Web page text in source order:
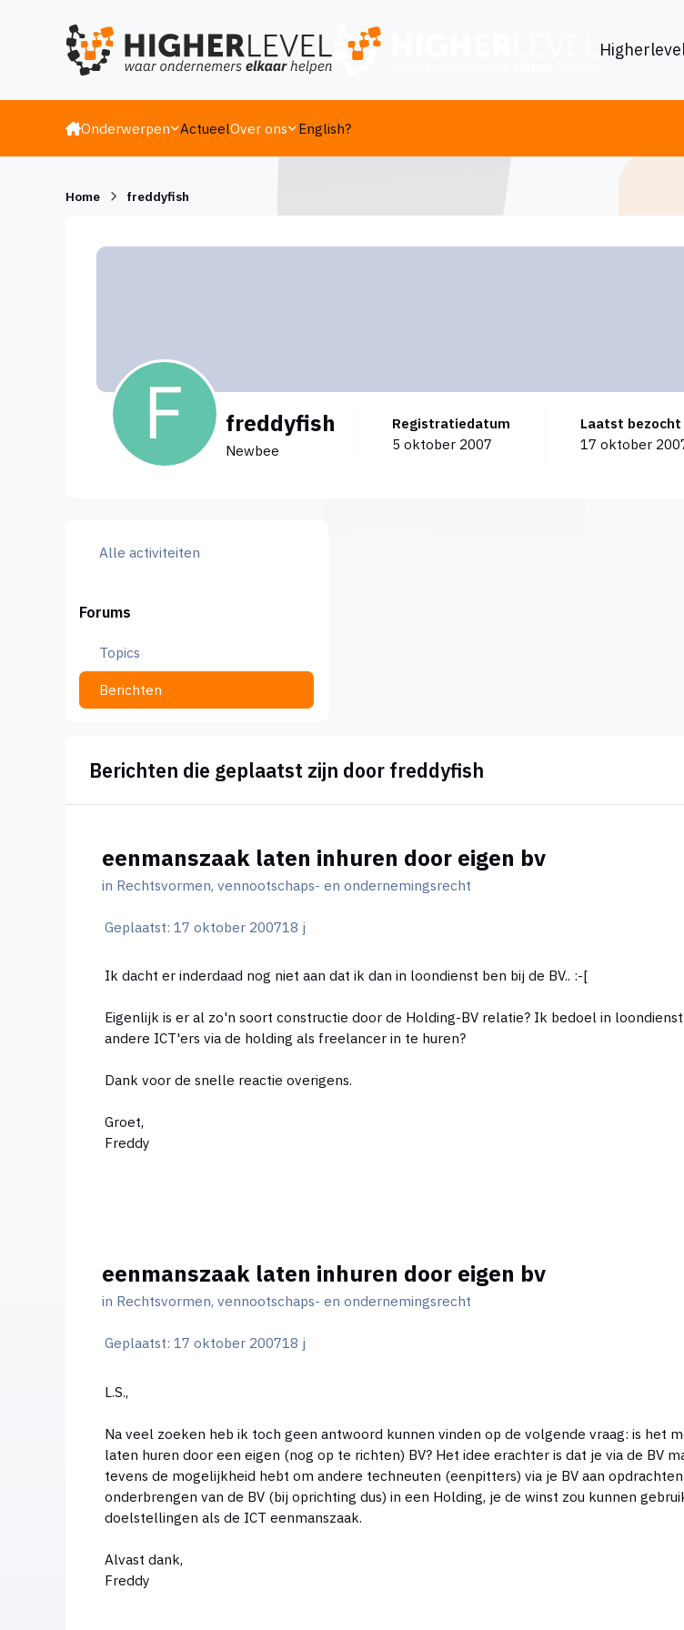
Onderwerpen ActueelOver ons English?
Home freddyfish
freddyfish
Newbee
Registratiedatum
5 oktober 2007
Laatst bezocht
17 oktober
Alle activiteiten
Forums
Topics
Berichten
Berichten die geplaatst zijn door freddyfish
eenmanszaak laten inhuren door eigen bv
in Rechtsvormen, vennootschaps- en ondernemingsrecht
Geplaatst: 17 oktober 200718 j
Ik dacht er inderdaad nog niet aan dat ik dan in loondienst ben bij de BV.. :-[
Eigenlijk is er al zo'n soort constructie door de Holding-BV relatie? Ik bedoel in
andere ICT'ers via de holding als freelancer in te huren?
Dank voor de snelle reactie overigens.
Groet,
Freddy
eenmanszaak laten inhuren door eigen bv
in Rechtsvormen, vennootschaps- en ondernemingsrecht
Geplaatst: 17 oktober 200718 j
L.S.,
Na veel zoeken heb ik toch geen antwoord kunnen vinden op de volgende vraag: is het
laten huren door een eigen (nog op te richten) BV? Het idee erachter is dat je via de
tevens de mogelijkheid hebt om andere techneuten (eenpitters) via je BV aan
onderbrengen van de BV (bij oprichting dus) in een Holding, je de winst zou kunnen
doelstellingen als de ICT eenmanszaak.
Alvast dank,
Freddy